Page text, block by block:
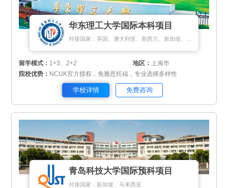
华东理工大学国际本科项目
留学模式： 1+3、2+2 地区：
上海市
院校优势： NCUK官方授权，免雅思托福，专业选择多样性
学校详情 免费咨询
青岛科技大学国际预科项目
对接国家：新加坡、马来西亚